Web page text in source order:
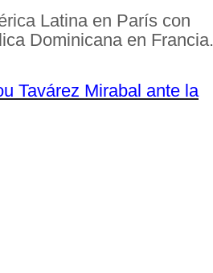
Latina en París con
Dominicana en Francia.
Tavárez Mirabal ante la